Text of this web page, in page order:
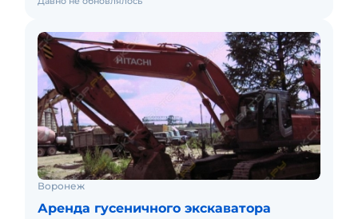
Воронеж
Аренда гусеничного экскаватора